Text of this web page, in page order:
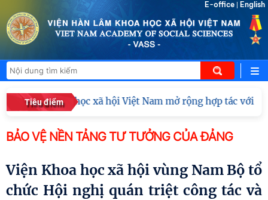
E-office English
Tiêu điểm
lâm Khoa học xã hội Việt Nam mở rộng hợp tác với
BẢO VỆ NỀN TẢNG TƯ TƯỞNG CỦA ĐẢNG
Viện Khoa học xã hội vùng Nam Bộ tổ
chức Hội nghị quán triệt công tác và